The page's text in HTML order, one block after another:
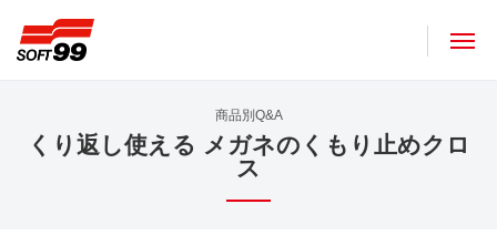
商品別Q&A
くり返し使える メガネのくもり止めクロ
ス